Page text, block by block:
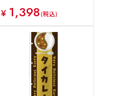
¥ 1,398(税込)